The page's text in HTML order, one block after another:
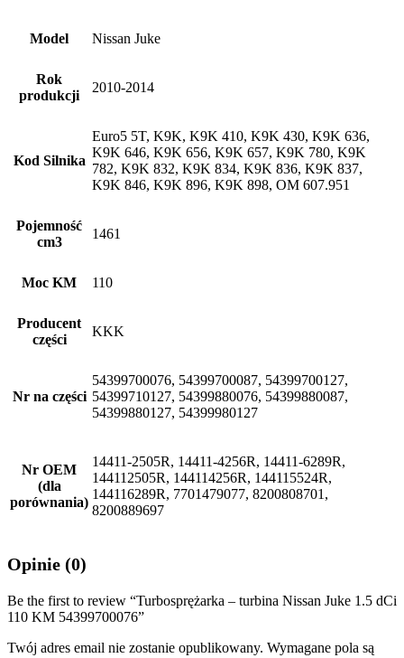
Model Nissan Juke
Rok
produkcji
2010-2014
Kod Silnika
Euro5 5T, K9K, K9K 410, K9K 430, K9K 636,
K9K 646, K9K 656, K9K 657, K9K 780, K9K
782, K9K 832, K9K 834, K9K 836, K9K 837,
K9K 846, K9K 896, K9K 898, OM 607.951
Pojemność
cm3
1461
Moc KM 110
Producent
części
KKK
Nr na części
54399700076, 54399700087, 54399700127,
54399710127, 54399880076, 54399880087,
54399880127, 54399980127
Nr OEM
(dla
porównania)
14411-2505R, 14411-4256R, 14411-6289R,
144112505R, 144114256R, 144115524R,
144116289R, 7701479077, 8200808701,
8200889697
Opinie (0)
Be the first to review “Turbosprężarka – turbina Nissan Juke 1.5 dCi
110 KM 54399700076”
Twój adres email nie zostanie opublikowany. Wymagane pola są